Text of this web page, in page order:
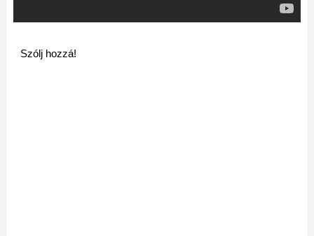
Szólj hozzá!